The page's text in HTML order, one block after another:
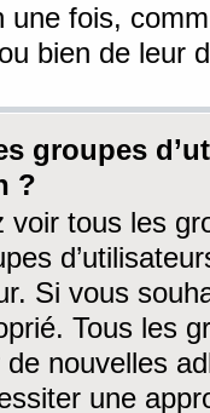
une fois,
bien de leur
groupes
?
voir tous les
Si vous
Tous les
nouvelles
une